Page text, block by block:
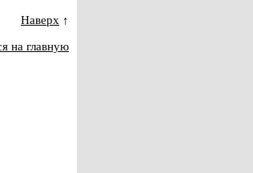
Наверх ↑
на главную